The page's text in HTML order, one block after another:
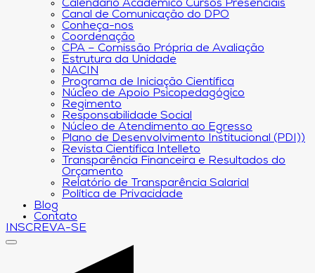
Calendário Acadêmico Cursos Presenciais
Canal de Comunicação do DPO
Conheça-nos
Coordenação
CPA – Comissão Própria de Avaliação
Estrutura da Unidade
NACIN
Programa de Iniciação Científica
Núcleo de Apoio Psicopedagógico
Regimento
Responsabilidade Social
Núcleo de Atendimento ao Egresso
Plano de Desenvolvimento Institucional (PDI))
Revista Científica Intelleto
Transparência Financeira e Resultados do
Orçamento
Relatório de Transparência Salarial
Política de Privacidade
Blog
Contato
INSCREVA-SE